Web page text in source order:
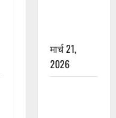
मार्च 21,
2026